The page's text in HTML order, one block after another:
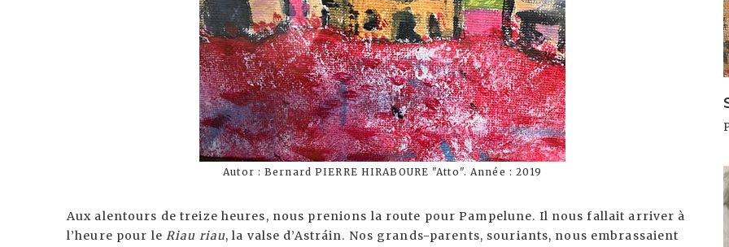
Autor : Bernard PIERRE HIRABOURE "Atto". Année : 2019
Aux alentours de treize heures, nous prenions la route pour Pampelune. Il nous fallait arriver à
l’heure pour le Riau riau, la valse d’Astráin. Nos grands-parents, souriants, nous embrassaient